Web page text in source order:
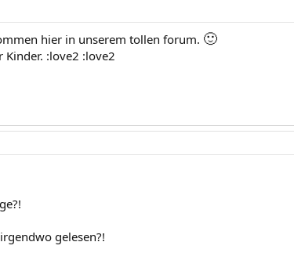
hier in unserem tollen forum. 🙂
Kinder. :love2 :love2
gelesen?!